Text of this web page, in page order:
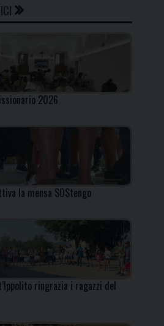
2026
la mensa SOStengo
ringrazia i ragazzi del